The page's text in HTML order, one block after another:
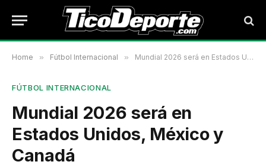
Home » Fútbol Internacional » Mundial 2026 será en Estados Unidos, México y Canadá
FÚTBOL INTERNACIONAL
Mundial 2026 será en
Estados Unidos, México y
Canadá